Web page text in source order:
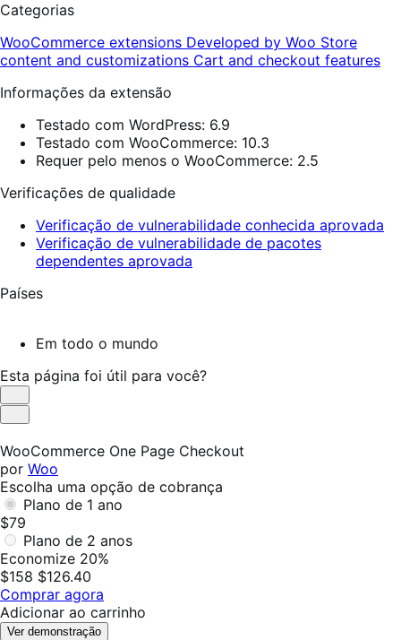
Categorias
WooCommerce extensions Developed by Woo Store
content and customizations Cart and checkout features
Informações da extensão
Testado com WordPress: 6.9
Testado com WooCommerce: 10.3
Requer pelo menos o WooCommerce: 2.5
Verificações de qualidade
Verificação de vulnerabilidade conhecida aprovada
Verificação de vulnerabilidade de pacotes
dependentes aprovada
Países
Em todo o mundo
Esta página foi útil para você?
Útil
Não
útil
WooCommerce One Page Checkout
por Woo
Escolha uma opção de cobrança
Plano de 1 ano
$79
Plano de 2 anos
Economize 20%
$158 $126.40
Comprar agora
Adicionar ao carrinho
Ver demonstração